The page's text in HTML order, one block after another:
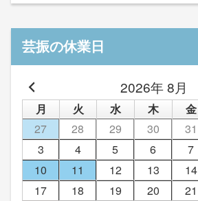
芸振の休業日
2026年 8月
月 火 水 木 金
27
28 29 30 31
3
4 5 6 7
10
11 12 13 14
17
18 19 20 21